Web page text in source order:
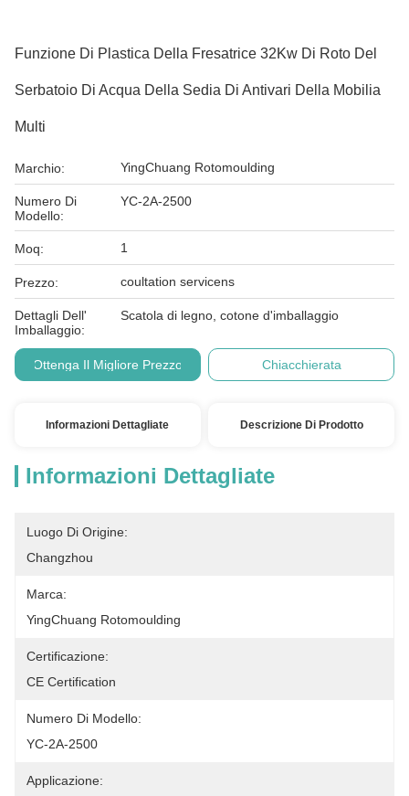
Funzione Di Plastica Della Fresatrice 32Kw Di Roto Del
Serbatoio Di Acqua Della Sedia Di Antivari Della Mobilia
Multi
Marchio: YingChuang Rotomoulding
Numero Di
Modello:
YC-2A-2500
Moq: 1
Prezzo: coultation servicens
Dettagli Dell'
Imballaggio:
Scatola di legno, cotone d'imballaggio
Ottenga Il Migliore Prezzo Chiacchierata
Informazioni Dettagliate Descrizione Di Prodotto
Informazioni Dettagliate
Luogo Di Origine:
Changzhou
Marca:
YingChuang Rotomoulding
Certificazione:
CE Certification
Numero Di Modello:
YC-2A-2500
Applicazione: